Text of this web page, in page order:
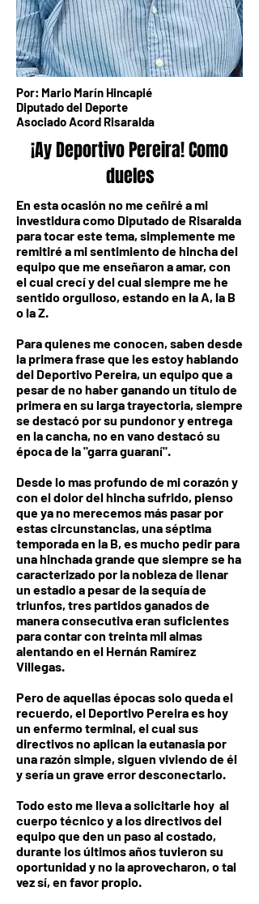
Por: Mario Marín Hincapié
Diputado del Deporte
Asociado Acord Risaralda
¡Ay Deportivo Pereira! Como
dueles
En esta ocasión no me ceñiré a mi
investidura como Diputado de Risaralda
para tocar este tema, simplemente me
remitiré a mi sentimiento de hincha del
equipo que me enseñaron a amar, con
el cual crecí y del cual siempre me he
sentido orgulloso, estando en la A, la B
o la Z.
Para quienes me conocen, saben desde
la primera frase que les estoy hablando
del Deportivo Pereira, un equipo que a
pesar de no haber ganando un título de
primera en su larga trayectoria, siempre
se destacó por su pundonor y entrega
en la cancha, no en vano destacó su
época de la "garra guaraní".
Desde lo mas profundo de mi corazón y
con el dolor del hincha sufrido, pienso
que ya no merecemos más pasar por
estas circunstancias, una séptima
temporada en la B, es mucho pedir para
una hinchada grande que siempre se ha
caracterizado por la nobleza de llenar
un estadio a pesar de la sequía de
triunfos, tres partidos ganados de
manera consecutiva eran suficientes
para contar con treinta mil almas
alentando en el Hernán Ramírez
Villegas.
Pero de aquellas épocas solo queda el
recuerdo, el Deportivo Pereira es hoy
un enfermo terminal, el cual sus
directivos no aplican la eutanasia por
una razón simple, siguen viviendo de él
y sería un grave error desconectarlo.
Todo esto me lleva a solicitarle hoy al
cuerpo técnico y a los directivos del
equipo que den un paso al costado,
durante los últimos años tuvieron su
oportunidad y no la aprovecharon, o tal
vez sí, en favor propio.